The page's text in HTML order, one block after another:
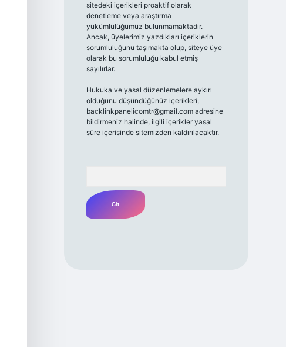
sitedeki içerikleri proaktif olarak
denetleme veya araştırma
yükümlülüğümüz bulunmamaktadır.
Ancak, üyelerimiz yazdıkları içeriklerin
sorumluluğunu taşımakta olup, siteye üye
olarak bu sorumluluğu kabul etmiş
sayılırlar.
Hukuka ve yasal düzenlemelere aykırı
olduğunu düşündüğünüz içerikleri,
backlinkpanelicomtr@gmail.comadresine
bildirmeniz halinde, ilgili içerikler yasal
süre içerisinde sitemizden kaldırılacaktır.